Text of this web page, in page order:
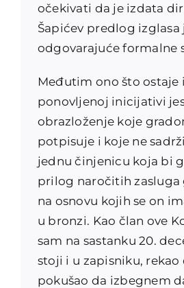
očekivati da je izdata
Šapićev predlog izglasa
odgovarajuće formalne
Međutim ono što ostaje
ponovljenoj inicijativi
obrazloženje koje
potpisuje i koje ne
jednu činjenicu koja bi
prilog naročitih zasluga
na osnovu kojih se on
u bronzi. Kao član ove
sam na sastanku 20.
stoji i u zapisniku, rekao
pokušao da izbegnem